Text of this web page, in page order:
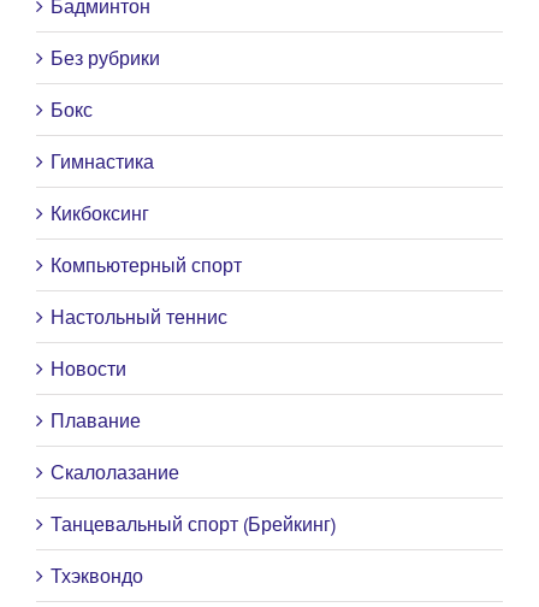
Бадминтон
Без рубрики
Бокс
Гимнастика
Кикбоксинг
Компьютерный спорт
Настольный теннис
Новости
Плавание
Скалолазание
Танцевальный спорт (Брейкинг)
Тхэквондо